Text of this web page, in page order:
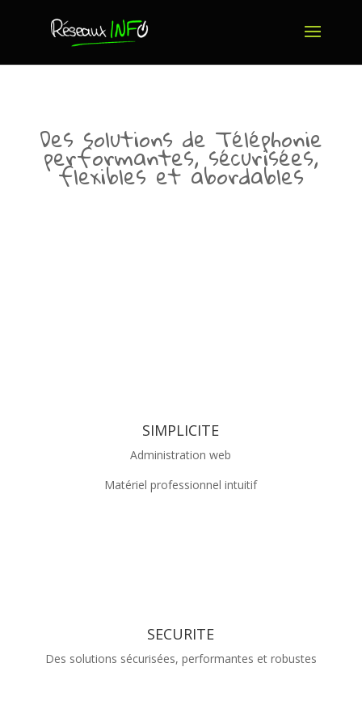
Des solutions de Téléphonie
performantes, sécurisées,
flexibles et abordables
SIMPLICITE
Administration web
Matériel professionnel intuitif
SECURITE
Des solutions sécurisées, performantes et robustes